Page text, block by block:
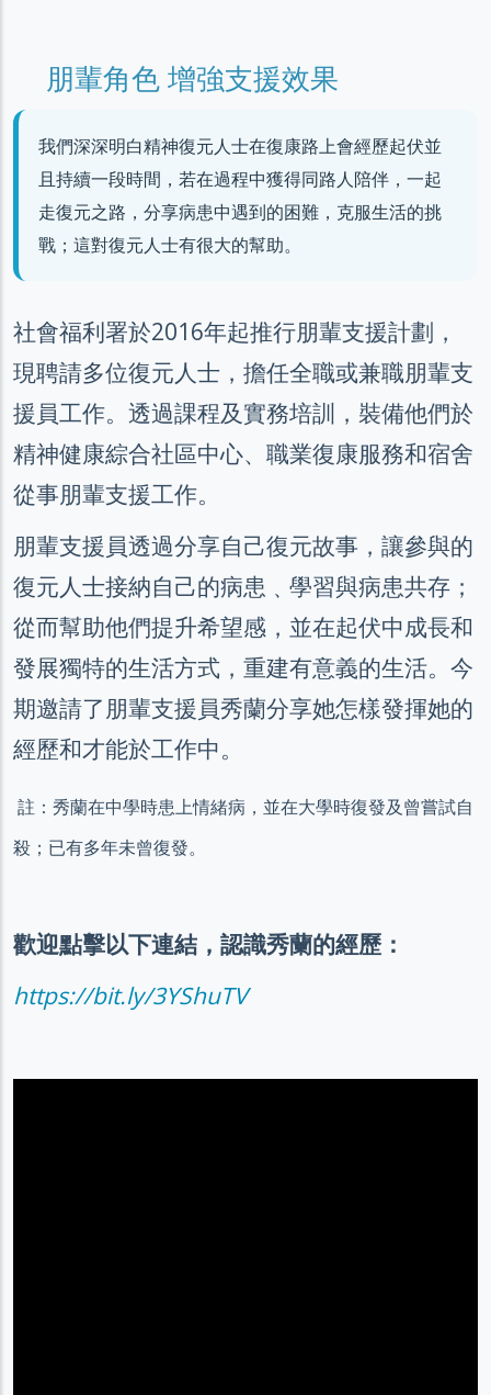
朋輩角色 增強支援效果
我們深深明白精神復元人士在復康路上會經歷起伏並
且持續一段時間，若在過程中獲得同路人陪伴，一起
走復元之路，分享病患中遇到的困難，克服生活的挑
戰；這對復元人士有很大的幫助。
社會福利署於2016年起推行朋輩支援計劃，
現聘請多位復元人士，擔任全職或兼職朋輩支
援員工作。透過課程及實務培訓，裝備他們於
精神健康綜合社區中心、職業復康服務和宿舍
從事朋輩支援工作。
朋輩支援員透過分享自己復元故事，讓參與的
復元人士接納自己的病患﹑學習與病患共存；
從而幫助他們提升希望感，並在起伏中成長和
發展獨特的生活方式，重建有意義的生活。今
期邀請了朋輩支援員秀蘭分享她怎樣發揮她的
經歷和才能於工作中。
註：秀蘭在中學時患上情緒病，並在大學時復發及曾嘗試自
殺；已有多年未曾復發。
歡迎點擊以下連結，認識秀蘭的經歷：
https://bit.ly/3YShuTV